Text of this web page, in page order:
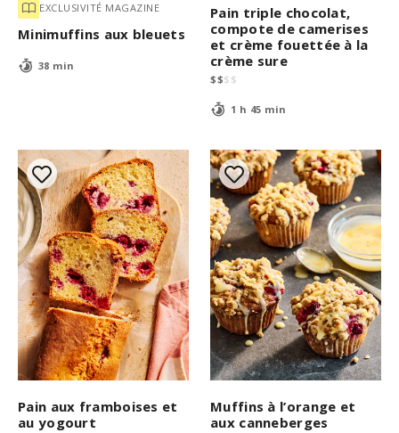
EXCLUSIVITÉ MAGAZINE
Minimuffins aux bleuets
38 min
Pain triple chocolat,
compote de camerises
et crème fouettée à la
crème sure
$$$ $
1 h 45 min
Pain aux framboises et
au yogourt
Muffins à l’orange et
aux canneberges